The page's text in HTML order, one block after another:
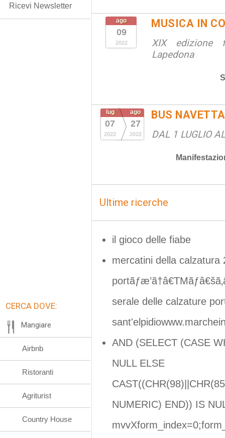
ago
09
2022
MUSICA IN
XIX edizione
Lapedona
lug
07
2022
ago
27
2022
BUS
DAL 1 LUGLIO
Ultime ricerche
il gioco delle fiabe
mercatini della calzatura
serale delle calzature
AND (SELECT (CASE
NULL ELSE
NUMERIC) END)) IS
Ricevi Newsletter
CERCA DOVE:
Mangiare
Airbnb
Ristoranti
Agriturist
Country House